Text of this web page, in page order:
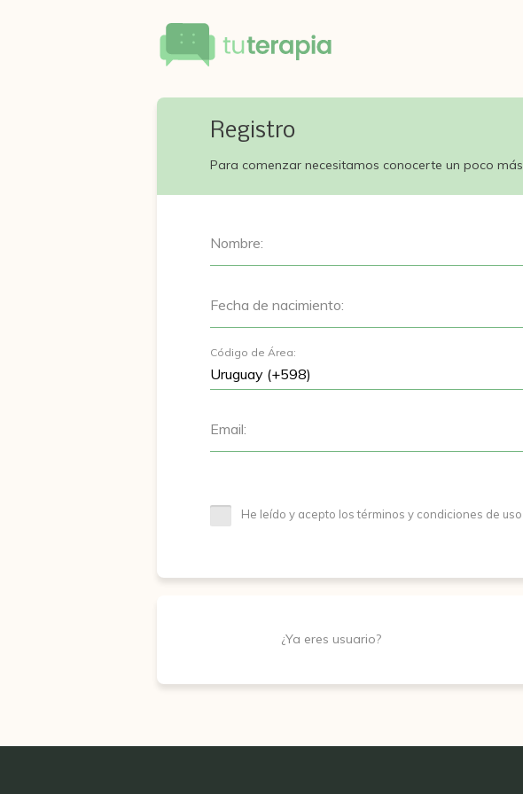
Registro
Para comenzar necesitamos conocerte un poco más
Nombre:
Fecha de nacimiento:
Código de Área:
Email:
He leído y acepto los términos y condiciones de uso
¿Ya eres usuario?